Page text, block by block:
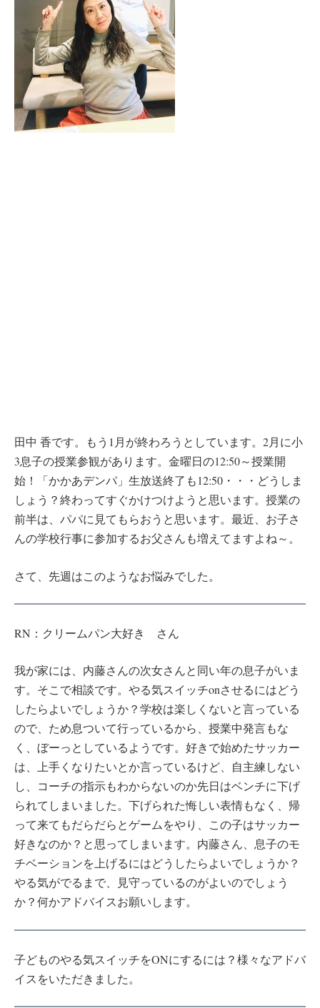
田中 香です。もう1月が終わろうとしています。2月に小
3息子の授業参観があります。金曜日の12:50～授業開
始！「かかあデンパ」生放送終了も12:50・・・どうしま
しょう？終わってすぐかけつけようと思います。授業の
前半は、パパに見てもらおうと思います。最近、お子さ
んの学校行事に参加するお父さんも増えてますよね～。
さて、先週はこのようなお悩みでした。
RN：クリームパン大好き さん
我が家には、内藤さんの次女さんと同い年の息子がいま
す。そこで相談です。やる気スイッチonさせるにはどう
したらよいでしょうか？学校は楽しくないと言っている
ので、ため息ついて行っているから、授業中発言もな
く、ぼーっとしているようです。好きで始めたサッカー
は、上手くなりたいとか言っているけど、自主練しない
し、コーチの指示もわからないのか先日はベンチに下げ
られてしまいました。下げられた悔しい表情もなく、帰
って来てもだらだらとゲームをやり、この子はサッカー
好きなのか？と思ってしまいます。内藤さん、息子のモ
チベーションを上げるにはどうしたらよいでしょうか？
やる気がでるまで、見守っているのがよいのでしょう
か？何かアドバイスお願いします。
子どものやる気スイッチをONにするには？様々なアドバ
イスをいただきました。